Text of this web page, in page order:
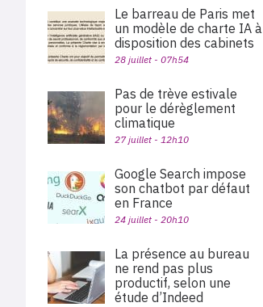
Le barreau de Paris met
un modèle de charte IA à
disposition des cabinets
28 juillet - 07h54
Pas de trève estivale
pour le dérèglement
climatique
27 juillet - 12h10
Google Search impose
son chatbot par défaut
en France
24 juillet - 20h10
La présence au bureau
ne rend pas plus
productif, selon une
étude d’Indeed